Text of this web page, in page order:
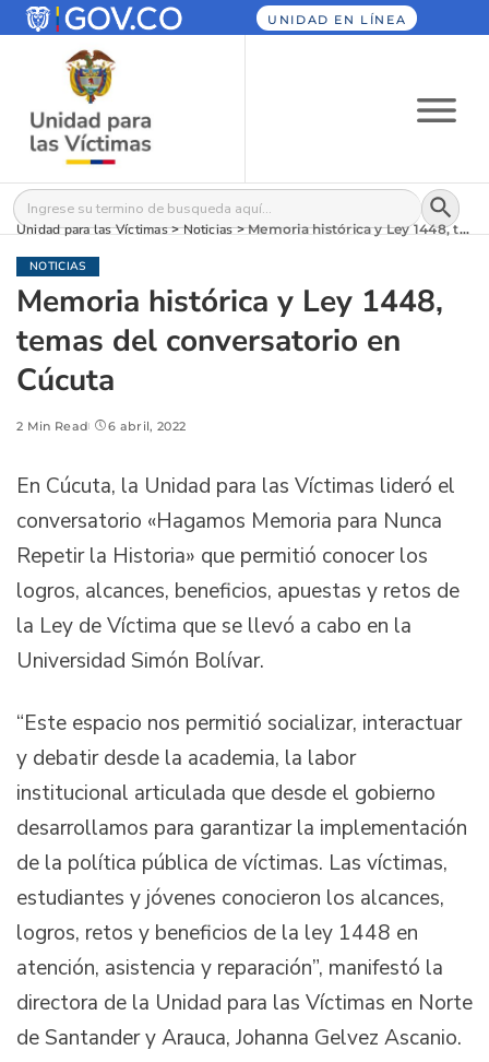
UNIDAD EN LÍNEA
Buscar: Botón
Unidad para las Víctimas>Noticias>Memoria histórica y Ley 1448, temas del conversatorio en Cúcuta
NOTICIAS
Memoria histórica y Ley 1448,
temas del conversatorio en
Cúcuta
2 Min Read 6 abril, 2022
En Cúcuta, la Unidad para las Víctimas lideró el
conversatorio «Hagamos Memoria para Nunca
Repetir la Historia» que permitió conocer los
logros, alcances, beneficios, apuestas y retos de
la Ley de Víctima que se llevó a cabo en la
Universidad Simón Bolívar.
“Este espacio nos permitió socializar, interactuar
y debatir desde la academia, la labor
institucional articulada que desde el gobierno
desarrollamos para garantizar la implementación
de la política pública de víctimas. Las víctimas,
estudiantes y jóvenes conocieron los alcances,
logros, retos y beneficios de la ley 1448 en
atención, asistencia y reparación”, manifestó la
directora de la Unidad para las Víctimas en Norte
de Santander y Arauca, Johanna Gelvez Ascanio.